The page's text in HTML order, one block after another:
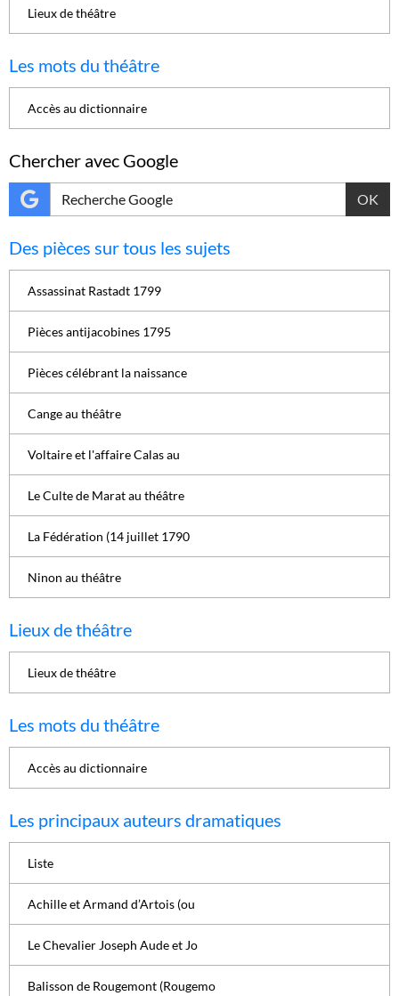
Lieux de théâtre
Les mots du théâtre
Accès au dictionnaire
Chercher avec Google
OK
Des pièces sur tous les sujets
Assassinat Rastadt 1799
Pièces antijacobines 1795
Pièces célébrant la naissance
Cange au théâtre
Voltaire et l'affaire Calas au
Le Culte de Marat au théâtre
La Fédération (14 juillet 1790
Ninon au théâtre
Lieux de théâtre
Lieux de théâtre
Les mots du théâtre
Accès au dictionnaire
Les principaux auteurs dramatiques
Liste
Achille et Armand d’Artois (ou
Le Chevalier Joseph Aude et Jo
Balisson de Rougemont (Rougemo